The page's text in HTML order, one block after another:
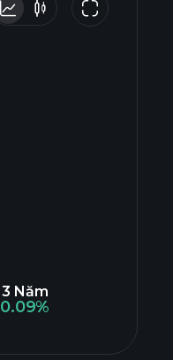
3 Năm
0.09%